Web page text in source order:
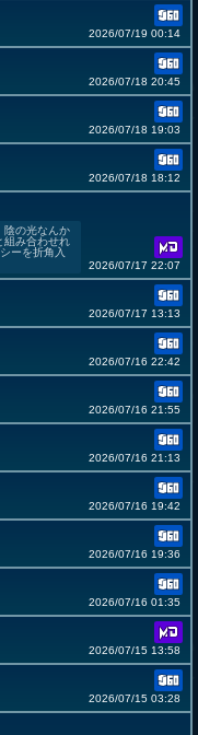
2026/07/19 00:14
2026/07/18 20:45
2026/07/18 19:03
2026/07/18 18:12
陰の光なんか
組み合わせれ
ーを折角入
2026/07/17 22:07
2026/07/17 13:13
2026/07/16 22:42
2026/07/16 21:55
2026/07/16 21:13
2026/07/16 19:42
2026/07/16 19:36
2026/07/16 01:35
2026/07/15 13:58
2026/07/15 03:28